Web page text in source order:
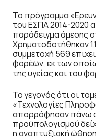
Το πρόγραμμα
του ΕΣΠΑ 2014-2020
παράδειγμα άμεσης
Χρηματοδοτήθηκαν
συμμετοχή 569
φορέων, εκ των
της υγείας και του
Το γεγονός ότι οι
«Τεχνολογίες
απορρόφησαν πάνω
προϋπολογισμού
η αναπτυξιακή